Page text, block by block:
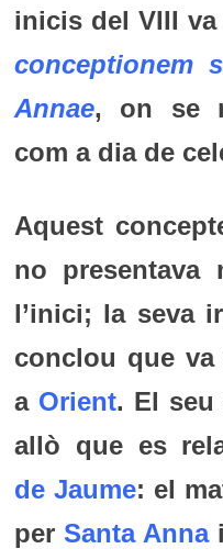
inicis del VIII
conceptionem
Annae, on se
com a dia de
Aquest
no presentava
l’inici; la seva
conclou que va
a Orient. El seu
allò que es
de Jaume: el
perSanta Annai